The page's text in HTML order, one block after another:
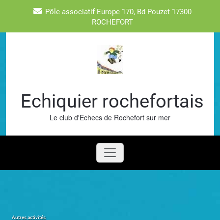
Pôle associatif Europe 170, Bd Pouzet 17300
ROCHEFORT
Echiquier rochefortais
Le club d'Echecs de Rochefort sur mer
Autres activités